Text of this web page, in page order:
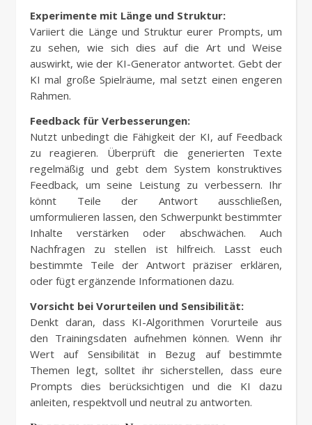
Experimente mit Länge und Struktur:
Variiert die Länge und Struktur eurer Prompts, um
zu sehen, wie sich dies auf die Art und Weise
auswirkt, wie der KI-Generator antwortet. Gebt der
KI mal große Spielräume, mal setzt einen engeren
Rahmen.
Feedback für Verbesserungen:
Nutzt unbedingt die Fähigkeit der KI, auf Feedback
zu reagieren. Überprüft die generierten Texte
regelmäßig und gebt dem System konstruktives
Feedback, um seine Leistung zu verbessern. Ihr
könnt Teile der Antwort ausschließen,
umformulieren lassen, den Schwerpunkt bestimmter
Inhalte verstärken oder abschwächen. Auch
Nachfragen zu stellen ist hilfreich. Lasst euch
bestimmte Teile der Antwort präziser erklären,
oder fügt ergänzende Informationen dazu.
Vorsicht bei Vorurteilen und Sensibilität:
Denkt daran, dass KI-Algorithmen Vorurteile aus
den Trainingsdaten aufnehmen können. Wenn ihr
Wert auf Sensibilität in Bezug auf bestimmte
Themen legt, solltet ihr sicherstellen, dass eure
Prompts dies berücksichtigen und die KI dazu
anleiten, respektvoll und neutral zu antworten.